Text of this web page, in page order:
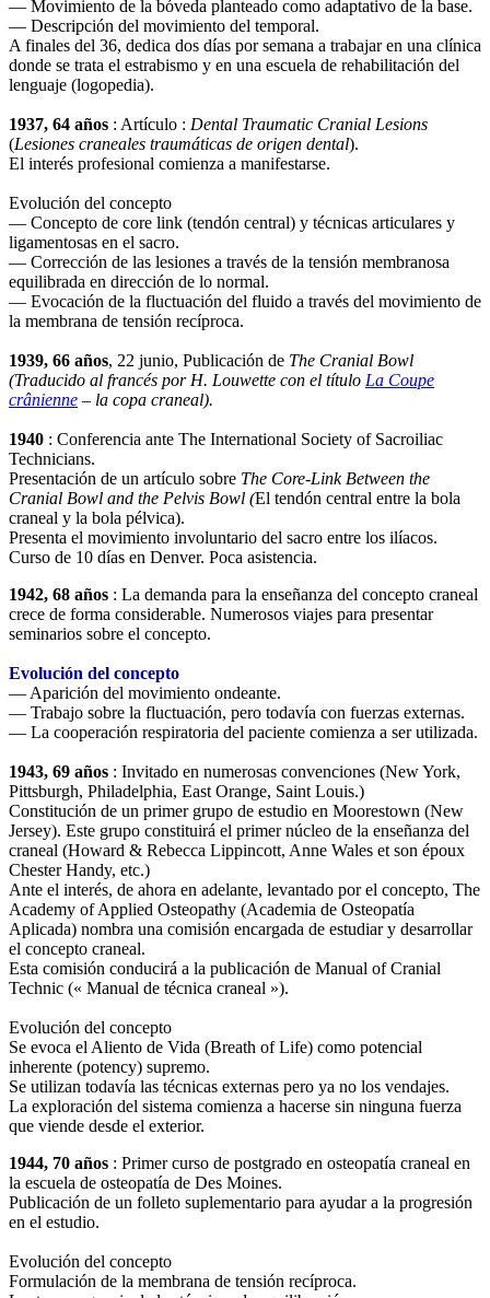
— Movimiento de la bóveda planteado como adaptativo de la base.
— Descripción del movimiento del temporal.
A finales del 36, dedica dos días por semana a trabajar en una clínica
donde se trata el estrabismo y en una escuela de rehabilitación del
lenguaje (logopedia).
1937, 64 años : Artículo : Dental Traumatic Cranial Lesions
(Lesiones craneales traumáticas de origen dental).
El interés profesional comienza a manifestarse.
Evolución del concepto
— Concepto de core link (tendón central) y técnicas articulares y
ligamentosas en el sacro.
— Corrección de las lesiones a través de la tensión membranosa
equilibrada en dirección de lo normal.
— Evocación de la fluctuación del fluido a través del movimiento de
la membrana de tensión recíproca.
1939, 66 años, 22 junio, Publicación de The Cranial Bowl
(Traducido al francés por H. Louwette con el título La Coupe
crânienne – la copa craneal).
1940 : Conferencia ante The International Society of Sacroiliac
Technicians.
Presentación de un artículo sobre The Core-Link Between the
Cranial Bowl and the Pelvis Bowl (El tendón central entre la bola
craneal y la bola pélvica).
Presenta el movimiento involuntario del sacro entre los ilíacos.
Curso de 10 días en Denver. Poca asistencia.
1942, 68 años : La demanda para la enseñanza del concepto craneal
crece de forma considerable. Numerosos viajes para presentar
seminarios sobre el concepto.
Evolución del concepto
— Aparición del movimiento ondeante.
— Trabajo sobre la fluctuación, pero todavía con fuerzas externas.
— La cooperación respiratoria del paciente comienza a ser utilizada.
1943, 69 años : Invitado en numerosas convenciones (New York,
Pittsburgh, Philadelphia, East Orange, Saint Louis.)
Constitución de un primer grupo de estudio en Moorestown (New
Jersey). Este grupo constituirá el primer núcleo de la enseñanza del
craneal (Howard & Rebecca Lippincott, Anne Wales et son époux
Chester Handy, etc.)
Ante el interés, de ahora en adelante, levantado por el concepto, The
Academy of Applied Osteopathy (Academia de Osteopatía
Aplicada) nombra una comisión encargada de estudiar y desarrollar
el concepto craneal.
Esta comisión conducirá a la publicación de Manual of Cranial
Technic (« Manual de técnica craneal »).
Evolución del concepto
Se evoca el Aliento de Vida (Breath of Life) como potencial
inherente (potency) supremo.
Se utilizan todavía las técnicas externas pero ya no los vendajes.
La exploración del sistema comienza a hacerse sin ninguna fuerza
que viende desde el exterior.
1944, 70 años : Primer curso de postgrado en osteopatía craneal en
la escuela de osteopatía de Des Moines.
Publicación de un folleto suplementario para ayudar a la progresión
en el estudio.
Evolución del concepto
Formulación de la membrana de tensión recíproca.